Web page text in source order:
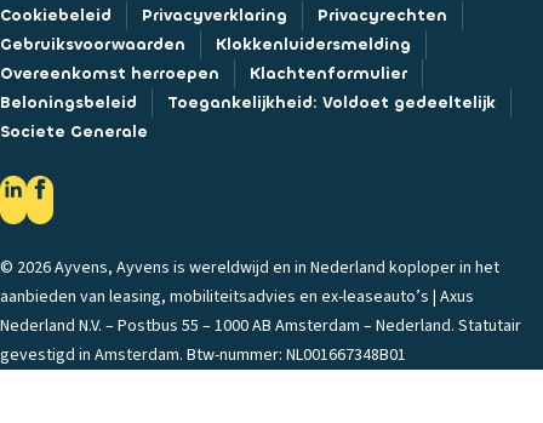
Cookiebeleid Privacyverklaring
Privacyrechten
Gebruiksvoorwaarden
Klokkenluidersmelding
Overeenkomst herroepen
Klachtenformulier
Beloningsbeleid
Toegankelijkheid: Voldoet gedeeltelijk
Societe Generale
© 2026 Ayvens, Ayvens is wereldwijd en in Nederland koploper in het
aanbieden van leasing, mobiliteitsadvies en ex-leaseauto’s | Axus
Nederland N.V. – Postbus 55 – 1000 AB Amsterdam – Nederland. Statutair
gevestigd in Amsterdam. Btw-nummer: NL001667348B01